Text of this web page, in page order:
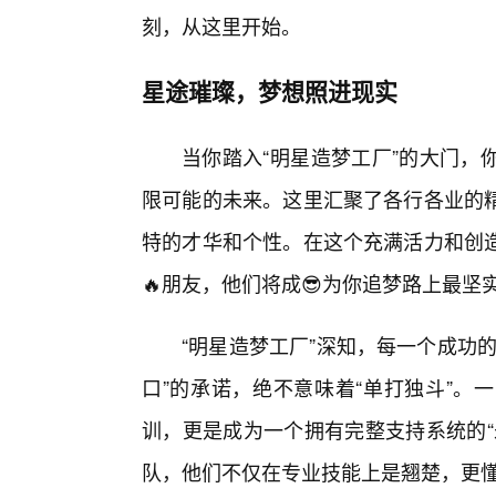
刻，从这里开始。
星途璀璨，梦想照进现实
当你踏入“明星造梦工厂”的大门
限可能的未来。这里汇聚了各行各业
特的才华和个性。在这个充满活力和
🔥朋友，他们将成😎为你追梦路上最坚
“明星造梦工厂”深知，每一个成功
口”的承诺，绝不意味着“单打独斗”。
训，更是成为一个拥有完整支持系统
队，他们不仅在专业技能上是翘楚，更